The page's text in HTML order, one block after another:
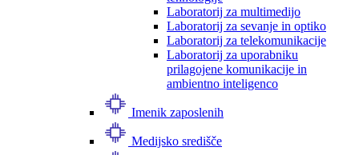
Laboratorij za multimedijo
Laboratorij za sevanje in optiko
Laboratorij za telekomunikacije
Laboratorij za uporabniku
prilagojene komunikacije in
ambientno inteligenco
Imenik zaposlenih
Medijsko središče